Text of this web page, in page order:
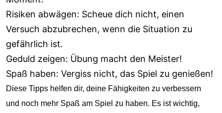
Risiken abwägen: Scheue dich nicht, einen
Versuch abzubrechen, wenn die Situation zu
gefährlich ist.
Geduld zeigen: Übung macht den Meister!
Spaß haben: Vergiss nicht, das Spiel zu genießen!
Diese Tipps helfen dir, deine Fähigkeiten zu verbessern
und noch mehr Spaß am Spiel zu haben. Es ist wichtig,